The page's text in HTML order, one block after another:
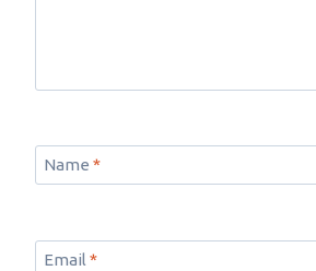
Name *
Email *